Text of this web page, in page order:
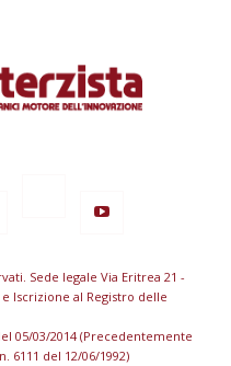
Sede legale Via Eritrea 21 -
Iscrizione al Registro delle
05/03/2014 (Precedentemente
6111 del 12/06/1992)